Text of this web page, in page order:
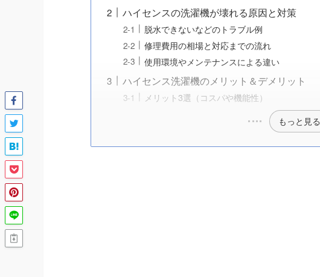
ハイセンスの洗濯機が壊れる原因と対策
脱水できないなどのトラブル例
修理費用の相場と対応までの流れ
使用環境やメンテナンスによる違い
ハイセンス洗濯機のメリット＆デメリット
メリット3選（コスパや機能性）
もっと見る